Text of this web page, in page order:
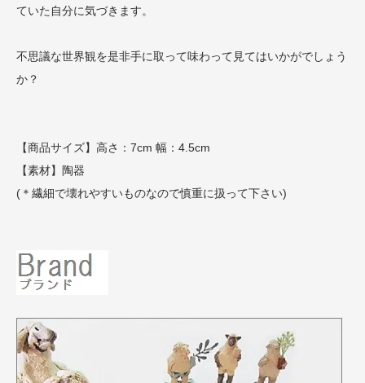
ていた自分に気づきます。
不思議な世界観を是非手に取って味わって見てはいかがでしょう
か？
【商品サイズ】高さ：7cm 幅：4.5cm
【素材】陶器
(＊繊細で壊れやすいものなので慎重に扱って下さい)